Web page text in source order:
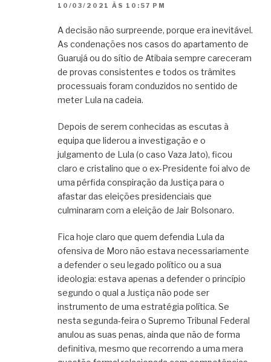
10/03/2021 ÀS 10:57 PM
A decisão não surpreende, porque era inevitável.
As condenações nos casos do apartamento de
Guarujá ou do sítio de Atibaia sempre careceram
de provas consistentes e todos os trâmites
processuais foram conduzidos no sentido de
meter Lula na cadeia.
Depois de serem conhecidas as escutas à
equipa que liderou a investigação e o
julgamento de Lula (o caso Vaza Jato), ficou
claro e cristalino que o ex-Presidente foi alvo de
uma pérfida conspiração da Justiça para o
afastar das eleições presidenciais que
culminaram com a eleição de Jair Bolsonaro.
Fica hoje claro que quem defendia Lula da
ofensiva de Moro não estava necessariamente
a defender o seu legado político ou a sua
ideologia: estava apenas a defender o princípio
segundo o qual a Justiça não pode ser
instrumento de uma estratégia política. Se
nesta segunda-feira o Supremo Tribunal Federal
anulou as suas penas, ainda que não de forma
definitiva, mesmo que recorrendo a uma mera